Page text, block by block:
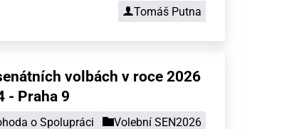
Tomáš Putna
volbách v roce 2026
- Praha 9
o Spolupráci
Volební SEN2026